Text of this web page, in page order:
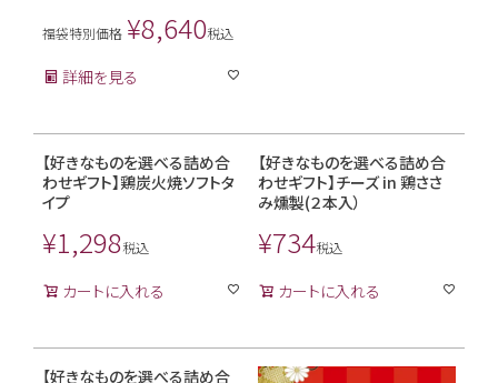
福袋特別価格 ¥8,640税込
詳細を見る
【好きなものを選べる詰め合
わせギフト】鶏炭火焼ソフトタ
イプ
¥1,298税込
カートに入れる
【好きなものを選べる詰め合
わせギフト】チーズ in 鶏ささ
み燻製(２本入）
¥734税込
カートに入れる
【好きなものを選べる詰め合